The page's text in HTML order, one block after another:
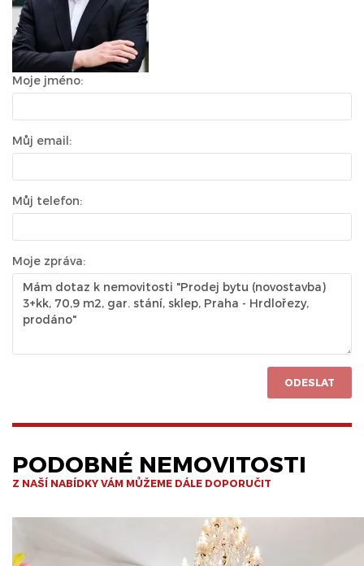
Moje jméno:
Můj email:
Můj telefon:
Moje zpráva:
ODESLAT
PODOBNÉ NEMOVITOSTI
Z NAŠÍ NABÍDKY VÁM MŮŽEME DÁLE DOPORUČIT